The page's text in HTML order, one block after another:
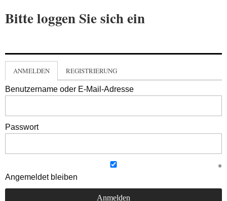
Bitte loggen Sie sich ein
ANMELDEN REGISTRIERUNG
Benutzername oder E-Mail-Adresse
Passwort
Angemeldet bleiben